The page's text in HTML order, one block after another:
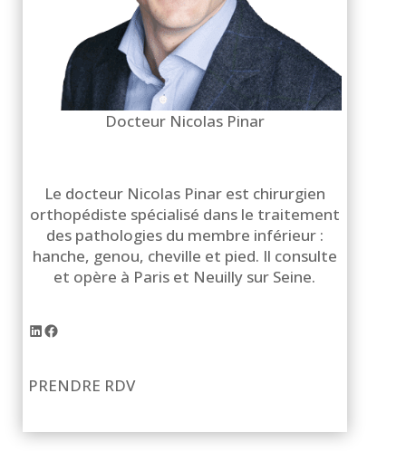
Docteur Nicolas Pinar
Le docteur Nicolas Pinar est chirurgien
orthopédiste spécialisé dans le traitement
des pathologies du membre inférieur :
hanche, genou, cheville et pied. Il consulte
et opère à Paris et Neuilly sur Seine.
LinkedIn
Facebook
PRENDRE RDV